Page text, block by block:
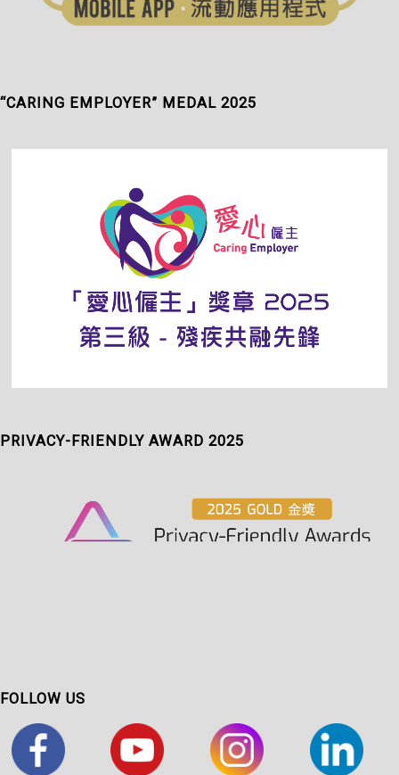
“CARING EMPLOYER” MEDAL 2025
PRIVACY-FRIENDLY AWARD 2025
FOLLOW US